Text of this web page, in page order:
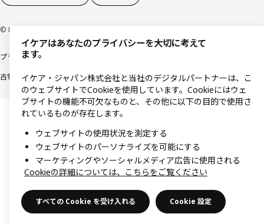
© Inter IKEA Systems B.V 1999-2026
プライバシーポリシー
古物営業法に基づく表記
イケアはあなたのプライバシーを大切に考えて
ます。
イケア・ジャパン株式会社と当社のデジタルパートナーは、こ
のウェブサイトでCookieを使用しています。Cookieにはウェ
ブサイトの機能不可欠なものと、その他に以下の目的で使用さ
れているものが存在します。
ウェブサイトの使用状況を測定する
ウェブサイトのパーソナライズを可能にする
マーケティングやソーシャルメディア広告に使用される
Cookieの詳細については、こちらをご覧ください
すべての Cookie を受け入れる Cookie 設定